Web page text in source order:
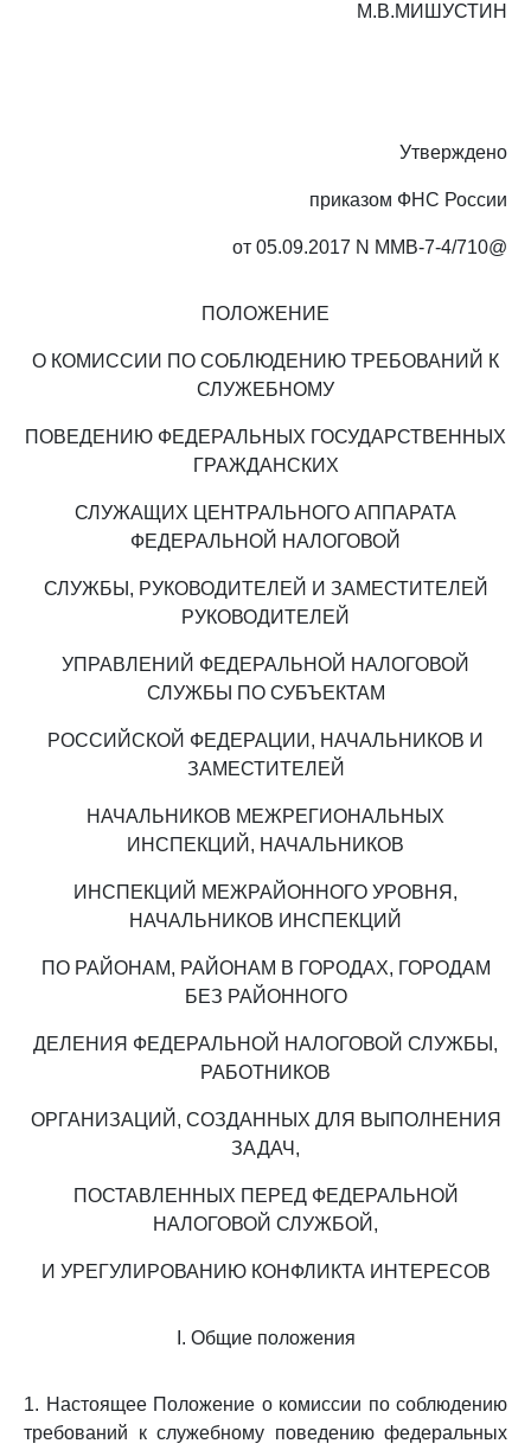
М.В.МИШУСТИН
Утверждено
приказом ФНС России
от 05.09.2017 N ММВ-7-4/710@
ПОЛОЖЕНИЕ
О КОМИССИИ ПО СОБЛЮДЕНИЮ ТРЕБОВАНИЙ К
СЛУЖЕБНОМУ
ПОВЕДЕНИЮ ФЕДЕРАЛЬНЫХ ГОСУДАРСТВЕННЫХ
ГРАЖДАНСКИХ
СЛУЖАЩИХ ЦЕНТРАЛЬНОГО АППАРАТА
ФЕДЕРАЛЬНОЙ НАЛОГОВОЙ
СЛУЖБЫ, РУКОВОДИТЕЛЕЙ И ЗАМЕСТИТЕЛЕЙ
РУКОВОДИТЕЛЕЙ
УПРАВЛЕНИЙ ФЕДЕРАЛЬНОЙ НАЛОГОВОЙ
СЛУЖБЫ ПО СУБЪЕКТАМ
РОССИЙСКОЙ ФЕДЕРАЦИИ, НАЧАЛЬНИКОВ И
ЗАМЕСТИТЕЛЕЙ
НАЧАЛЬНИКОВ МЕЖРЕГИОНАЛЬНЫХ
ИНСПЕКЦИЙ, НАЧАЛЬНИКОВ
ИНСПЕКЦИЙ МЕЖРАЙОННОГО УРОВНЯ,
НАЧАЛЬНИКОВ ИНСПЕКЦИЙ
ПО РАЙОНАМ, РАЙОНАМ В ГОРОДАХ, ГОРОДАМ
БЕЗ РАЙОННОГО
ДЕЛЕНИЯ ФЕДЕРАЛЬНОЙ НАЛОГОВОЙ СЛУЖБЫ,
РАБОТНИКОВ
ОРГАНИЗАЦИЙ, СОЗДАННЫХ ДЛЯ ВЫПОЛНЕНИЯ
ЗАДАЧ,
ПОСТАВЛЕННЫХ ПЕРЕД ФЕДЕРАЛЬНОЙ
НАЛОГОВОЙ СЛУЖБОЙ,
И УРЕГУЛИРОВАНИЮ КОНФЛИКТА ИНТЕРЕСОВ
I. Общие положения
1. Настоящее Положение о комиссии по соблюдению
требований к служебному поведению федеральных